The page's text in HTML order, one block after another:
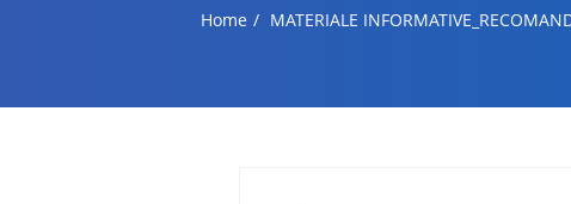
Home MATERIALE